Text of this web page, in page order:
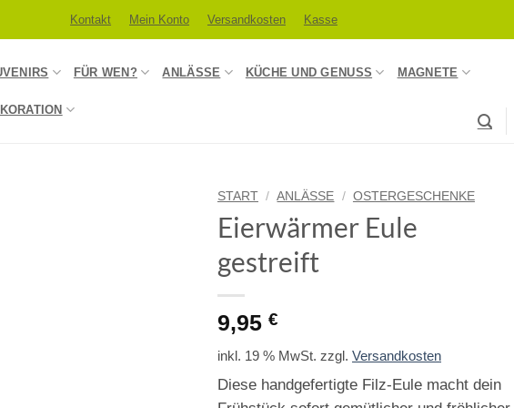
Kontakt Mein Konto Versandkosten Kasse
FÜR WEN? ANLÄSSE KÜCHE UND GENUSS MAGNETE
START / ANLÄSSE / OSTERGESCHENKE
Eierwärmer Eule
gestreift
9,95 €
inkl. 19 % MwSt. zzgl. Versandkosten
Diese handgefertigte Filz-Eule macht dein